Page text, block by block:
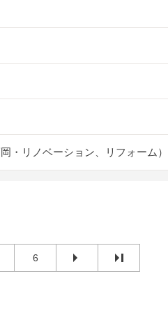
・リノベーション、リフォーム）
6